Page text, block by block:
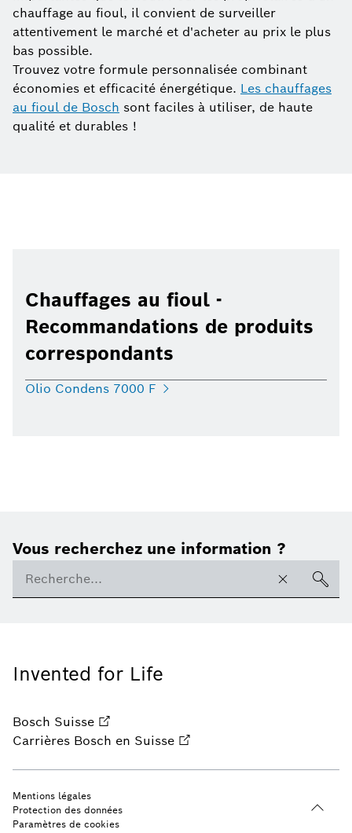
chauffage au fioul, il convient de surveiller
attentivement le marché et d'acheter au prix le plus
bas possible.
Trouvez votre formule personnalisée combinant
économies et efficacité énergétique. Les chauffages
au fioul de Bosch sont faciles à utiliser, de haute
qualité et durables !
Chauffages au fioul -
Recommandations de produits
correspondants
Olio Condens 7000 F
Vous recherchez une information ?
Invented for Life
Bosch Suisse
Carrières Bosch en Suisse
Mentions légales
Protection des données
Paramètres de cookies